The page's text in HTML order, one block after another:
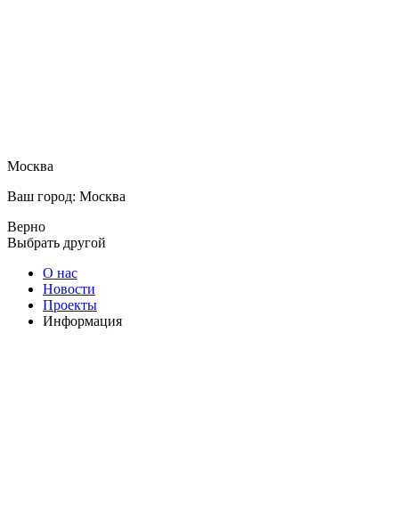
Москва
Ваш город: Москва
Верно
Выбрать другой
О нас
Новости
Проекты
Информация